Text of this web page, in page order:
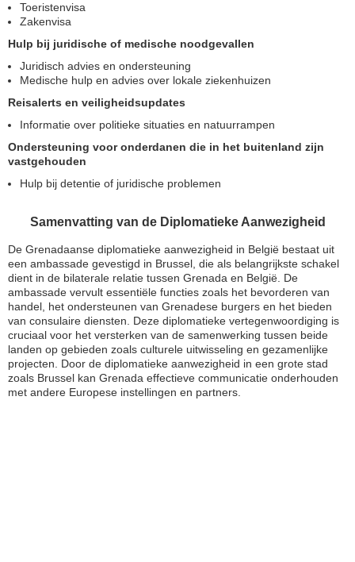
Toeristenvisa
Zakenvisa
Hulp bij juridische of medische noodgevallen
Juridisch advies en ondersteuning
Medische hulp en advies over lokale ziekenhuizen
Reisalerts en veiligheidsupdates
Informatie over politieke situaties en natuurrampen
Ondersteuning voor onderdanen die in het buitenland zijn
vastgehouden
Hulp bij detentie of juridische problemen
Samenvatting van de Diplomatieke Aanwezigheid
De Grenadaanse diplomatieke aanwezigheid in België bestaat uit
een ambassade gevestigd in Brussel, die als belangrijkste schakel
dient in de bilaterale relatie tussen Grenada en België. De
ambassade vervult essentiële functies zoals het bevorderen van
handel, het ondersteunen van Grenadese burgers en het bieden
van consulaire diensten. Deze diplomatieke vertegenwoordiging is
cruciaal voor het versterken van de samenwerking tussen beide
landen op gebieden zoals culturele uitwisseling en gezamenlijke
projecten. Door de diplomatieke aanwezigheid in een grote stad
zoals Brussel kan Grenada effectieve communicatie onderhouden
met andere Europese instellingen en partners.